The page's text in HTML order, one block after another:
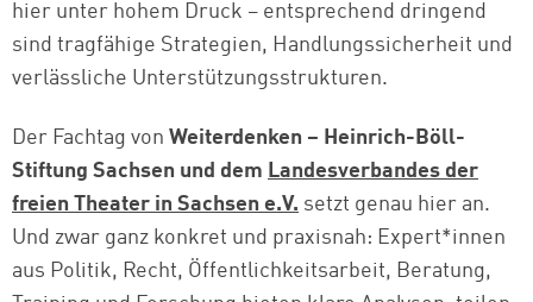
hier unter hohem Druck – entsprechend dringend
sind tragfähige Strategien, Handlungssicherheit und
verlässliche Unterstützungsstrukturen.
Der Fachtag von Weiterdenken – Heinrich-Böll-
Stiftung Sachsen und dem Landesverbandes der
freien Theater in Sachsen e.V. setzt genau hier an.
Und zwar ganz konkret und praxisnah: Expert*innen
aus Politik, Recht, Öffentlichkeitsarbeit, Beratung,